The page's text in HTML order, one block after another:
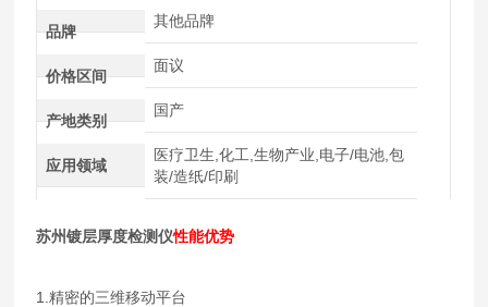
品牌
其他品牌
价格区间
面议
产地类别
国产
应用领域
医疗卫生,化工,生物产业,电子/电池,包
装/造纸/印刷
苏州镀层厚度检测仪性能优势
1.精密的三维移动平台